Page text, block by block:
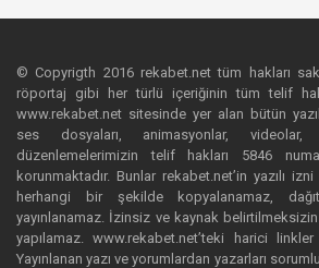
© Copyrigth 2016 rekabet.net tüm hakları
röportaj gibi her türlü içeriğinin tüm telif
www.rekabet.net sitesinde yer alan bütün
ses dosyaları, animasyonlar,
düzenlemelerimizin telif hakları 5846
korunmaktadır. Bunlar rekabet.net’in yazılı
herhangi bir şekilde kopyalanamaz,
yayınlanamaz. İzinsiz ve kaynak
yapılamaz. www.rekabet.net’teki harici
Yayınlanan yazı ve yorumlardan yazarları